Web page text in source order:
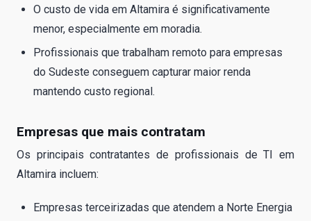
O custo de vida em Altamira é significativamente
menor, especialmente em moradia.
Profissionais que trabalham remoto para empresas
do Sudeste conseguem capturar maior renda
mantendo custo regional.
Empresas que mais contratam
Os principais contratantes de profissionais de TI em
Altamira incluem:
Empresas terceirizadas que atendem a Norte Energia